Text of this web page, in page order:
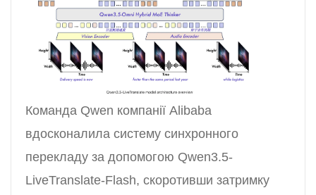
Команда Qwen компанії Alibaba
вдосконалила систему синхронного
перекладу за допомогою Qwen3.5-
LiveTranslate-Flash, скоротивши затримку